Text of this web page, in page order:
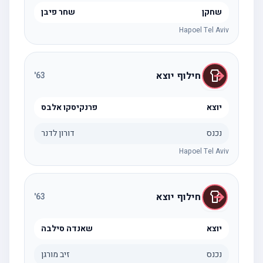
שחקן שחר פיבן
Hapoel Tel Aviv
חילוף יוצא 63
'
יוצא פרנקיסקו אלבס
נכנס דורון לדנר
Hapoel Tel Aviv
חילוף יוצא 63
'
יוצא שאנדה סילבה
נכנס זיב מורגן